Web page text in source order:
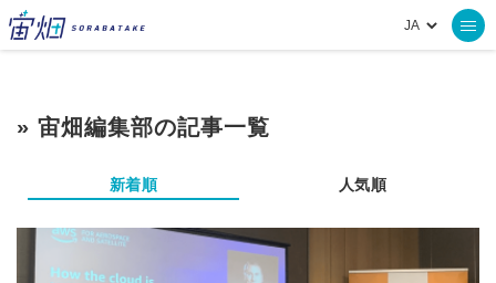
» 宙畑編集部の記事一覧
新着順 人気順